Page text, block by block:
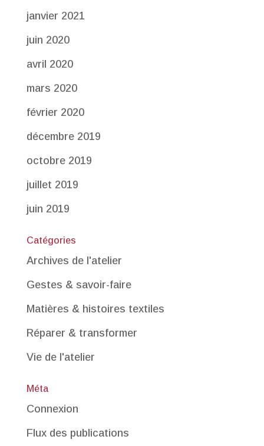
janvier 2021
juin 2020
avril 2020
mars 2020
février 2020
décembre 2019
octobre 2019
juillet 2019
juin 2019
Catégories
Archives de l'atelier
Gestes & savoir-faire
Matières & histoires textiles
Réparer & transformer
Vie de l'atelier
Méta
Connexion
Flux des publications